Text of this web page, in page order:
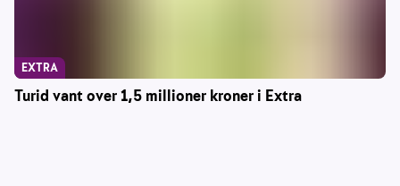
Turid vant over 1,5 millioner kroner i Extra
EXTRA